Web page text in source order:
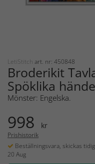
LetiStitch art. nr: 450848
Broderikit
Spöklika
Mönster: Engelska.
998 kr
Prishistorik
Beställningsvara, skickas
20 Aug